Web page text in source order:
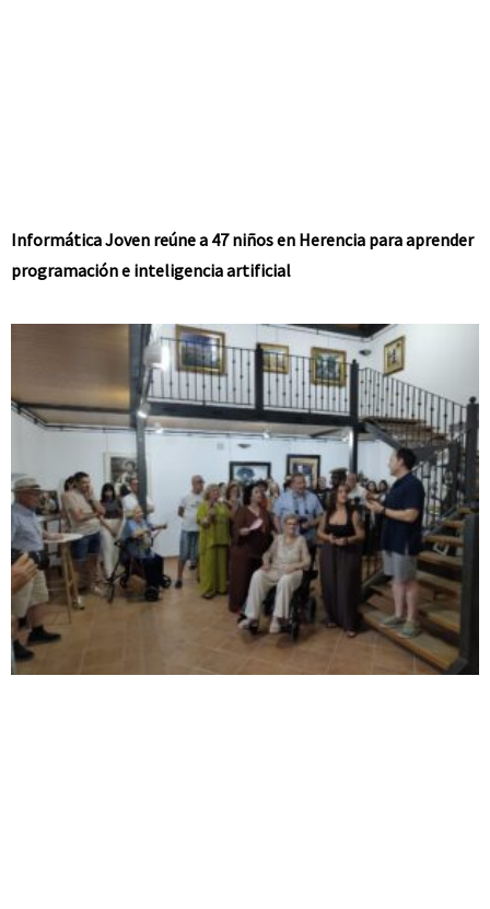
Informática Joven reúne a 47 niños en Herencia para aprender
programación e inteligencia artificial